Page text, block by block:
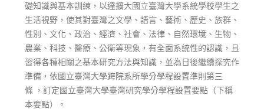
礎知識與基本訓練，以達擴大國立臺灣大學系統學校學生之
生活視野，使其對臺灣之文學、語言、藝術、歷史、族群、
性別、文化、政治、經濟、社會、法律、自然環境、生物、
農業、科技、醫療、公衛等現象，有全面系統性的認識，且
習得各種相關之基本研究方法與知識，並為日後繼續探究作
準備，依國立臺灣大學跨院系所學分學程設置準則第三
條 ，訂定國立臺灣大學臺灣研究學分學程設置要點（下稱
本要點）。